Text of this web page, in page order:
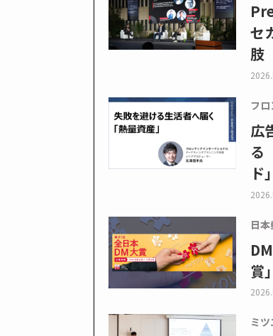
セ
肢
フ
広
る
ド」
日
賞
ミ